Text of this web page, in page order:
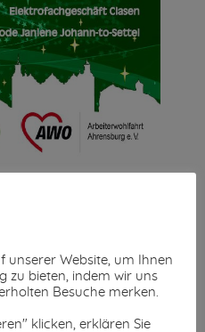
unserer Website, um Ihnen
zu bieten, indem wir uns
Besuche merken.
klicken, erklären Sie